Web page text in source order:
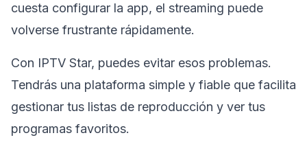
cuesta configurar la app, el streaming puede
volverse frustrante rápidamente.
Con IPTV Star, puedes evitar esos problemas.
Tendrás una plataforma simple y fiable que facilita
gestionar tus listas de reproducción y ver tus
programas favoritos.